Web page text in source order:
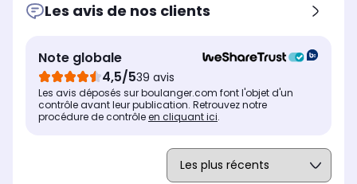
Les avis de nos clients
Note globale
4,5/539 avis
Les avis déposés sur boulanger.com font l'objet d'un
contrôle avant leur publication. Retrouvez notre
procédure de contrôleen cliquant ici.